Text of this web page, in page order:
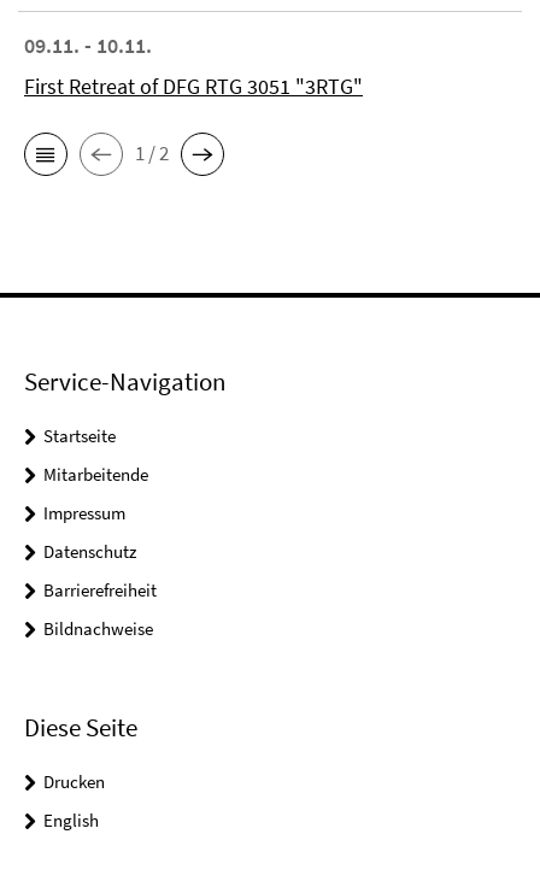
09.11. - 10.11.
First Retreat of DFG RTG 3051 "3RTG"
1 / 2
Service-Navigation
Startseite
Mitarbeitende
Impressum
Datenschutz
Barrierefreiheit
Bildnachweise
Diese Seite
Drucken
English